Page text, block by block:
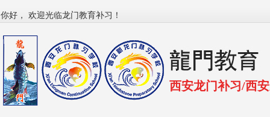
你好， 欢迎光临龙门教育补习！
西安龙门补习/西